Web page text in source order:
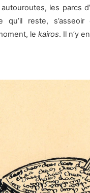
les parcs
qu’il reste,
le kairos. Il n’y